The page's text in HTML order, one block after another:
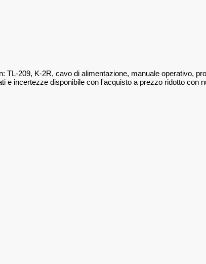
209, K-2R, cavo di alimentazione, manuale operativo,
e incertezze disponibile con l'acquisto a prezzo ridotto con